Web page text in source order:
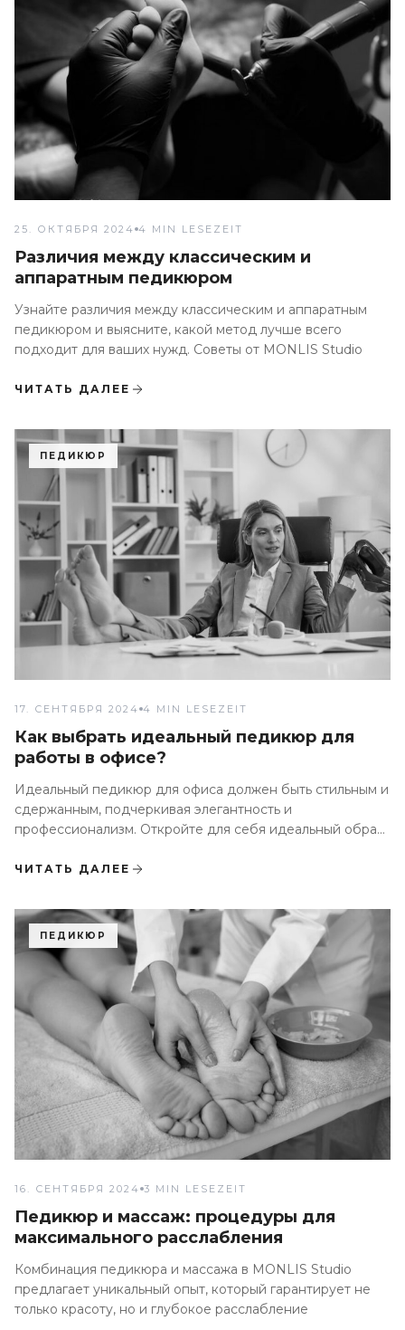
25. ОКТЯБРЯ 2024 4 MIN LESEZEIT
Различия между классическим и
аппаратным педикюром
Узнайте различия между классическим и аппаратным
педикюром и выясните, какой метод лучше всего
подходит для ваших нужд. Советы от MONLIS Studio
ЧИТАТЬ ДАЛЕЕ
ПЕДИКЮР
17. СЕНТЯБРЯ 2024 4 MIN LESEZEIT
Как выбрать идеальный педикюр для
работы в офисе?
Идеальный педикюр для офиса должен быть стильным и
сдержанным, подчеркивая элегантность и
профессионализм. Откройте для себя идеальный образ
ЧИТАТЬ ДАЛЕЕ
ПЕДИКЮР
16. СЕНТЯБРЯ 2024 3 MIN LESEZEIT
Педикюр и массаж: процедуры для
максимального расслабления
Комбинация педикюра и массажа в MONLIS Studio
предлагает уникальный опыт, который гарантирует не
только красоту, но и глубокое расслабление